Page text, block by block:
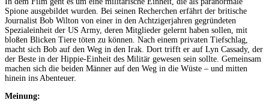
Spione ausgebildet wurden. Bei seinen Recherchen erfährt der britische
Journalist Bob Wilton von einer in den Achtzigerjahren gegründeten
Spezialeinheit der US Army, deren Mitglieder gelernt haben sollen, mit
bloßen Blicken Tiere töten zu können. Nach einem privaten Tiefschlag,
macht sich Bob auf den Weg in den Irak. Dort trifft er auf Lyn Cassady, der
der Beste in der Hippie-Einheit des Militär gewesen sein sollte. Gemeinsam
machen sich die beiden Männer auf den Weg in die Wüste – und mitten
hinein ins Abenteuer.
Meinung: